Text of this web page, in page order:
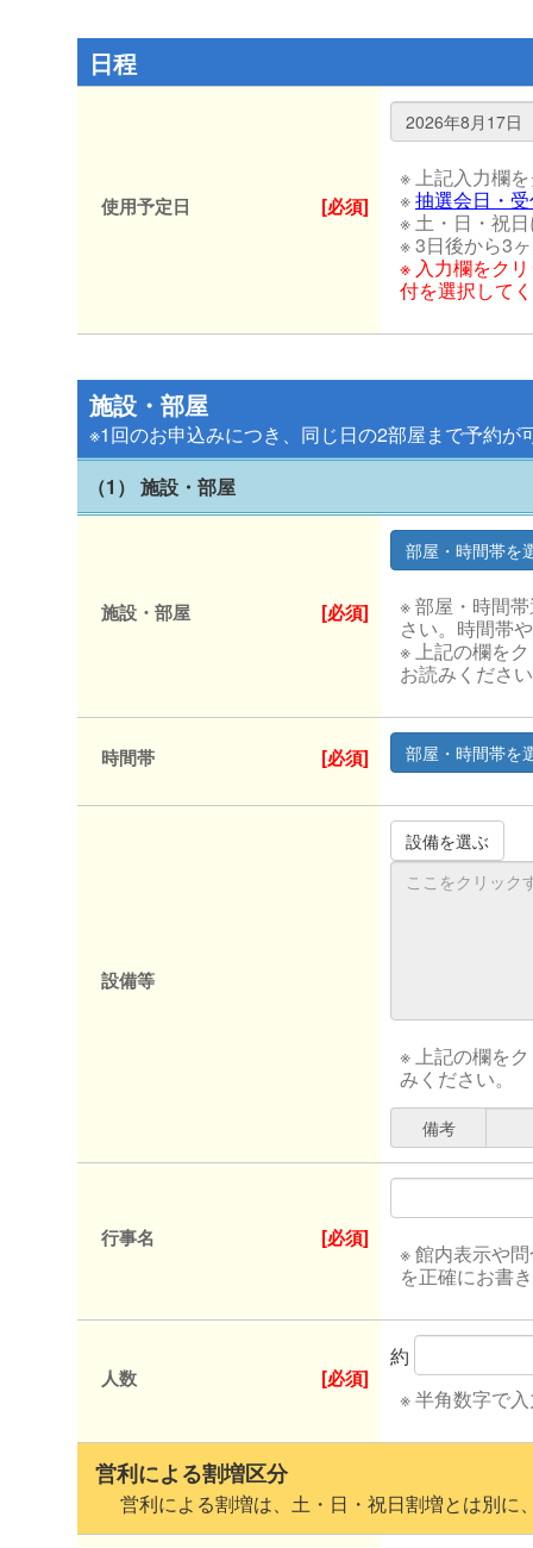
日程
使用予定日 [必須]
※ 上記入力欄
※抽選会日・
※ 土・日・祝
※ 3日後から3
※ 入力欄をク
付を選択して
施設・部屋
※1回のお申込みにつき、同じ日の2部屋まで予約
（1） 施設・部屋
施設・部屋 [必須]
※ 部屋・時間
さい。時間帯
※ 上記の欄を
お読みくださ
時間帯 [必須]
設備等
※ 上記の欄を
みください。
備考
行事名 [必須]
※ 館内表示や
を正確にお書
人数 [必須]
約
※ 半角数字で
営利による割増区分
営利による割増は、土・日・祝日割増とは別に